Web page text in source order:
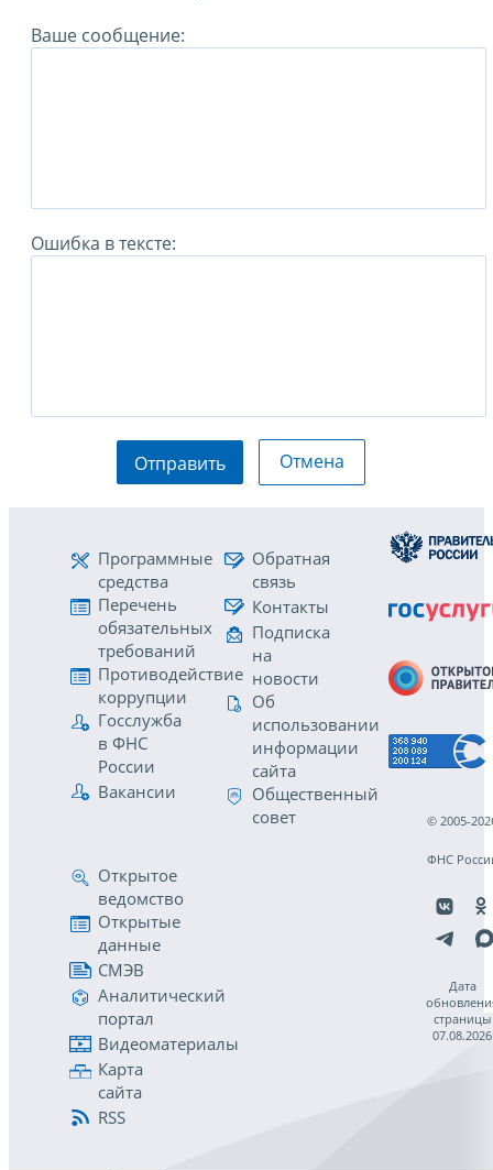
Ваше сообщение:
Ошибка в тексте:
Отправить Отмена
Программные
средства
Перечень
обязательных
требований
Противодействие
коррупции
Госслужба
в ФНС
России
Вакансии
Обратная
связь
Контакты
Подписка
на
новости
Об
использовании
информации
сайта
Общественный
совет
Открытое
ведомство
Открытые
данные
СМЭВ
Аналитический
портал
Видеоматериалы
Карта
сайта
RSS
© 2005-
ФНС
Дата
страницы
07.08.2026